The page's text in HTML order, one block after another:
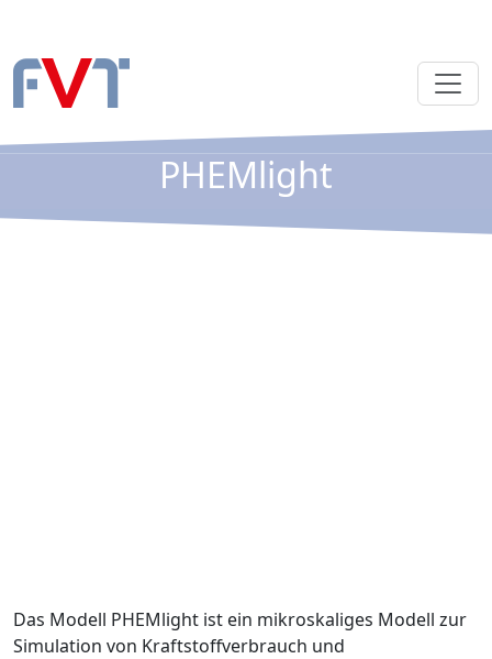
PHEMlight
Das Modell PHEMlight ist ein mikroskaliges Modell zur
Simulation von Kraftstoffverbrauch und